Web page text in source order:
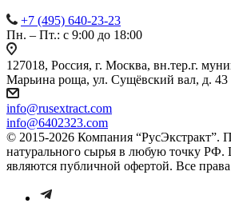
+7 (495) 640-23-23
Пн. – Пт.: с 9:00 до 18:00
127018, Россия, г. Москва, вн.тер.г.
Марьина роща, ул. Сущёвский вал, д. 43
info@rusextract.com
info@6402323.com
© 2015-2026 Компания “РусЭкстракт”.
натурального сырья в любую точку РФ.
являются публичной офертой. Все